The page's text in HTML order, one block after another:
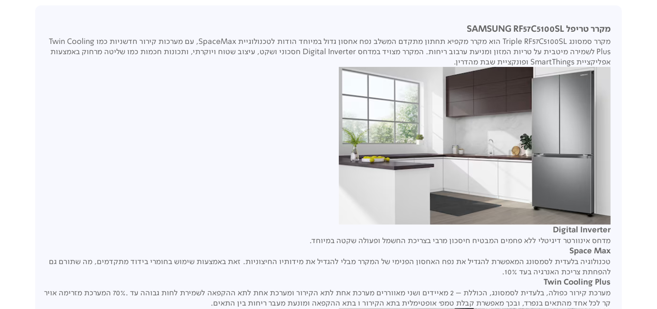
מקרר טריפל SAMSUNG RF57C5100SL
מקרר סמסונג Triple RF57C5100SL הוא מקרר מקפיא תחתון מתקדם המשלב נפח אחסון גדול במיוחד הודות לטכנולוגיית SpaceMax, עם מערכות קירור חדשניות כמו Twin Cooling
Plus לשמירה מיטבית על טריות המזון ומניעת ערבוב ריחות. המקרר מצויד במדחס Digital Inverter חסכוני ושקט, עיצוב שטוח ויוקרתי, ותכונות חכמות כמו שליטה מרחוק באמצעות
אפליקציית SmartThings ופונקציית שבת מהדרין.
Digital Inverter
מדחס אינוורטר דיגיטלי ללא פחמים המבטיח חיסכון מרבי בצריכת החשמל ופעולה שקטה במיוחד.
Space Max
טכנולוגיה בלעדית לסמסונג המאפשרת להגדיל את נפח האחסון הפנימי של המקרר מבלי להגדיל את מידותיו החיצוניות. זאת באמצעות שימוש בחומרי בידוד מתקדמים, מה שתורם גם
להפחתת צריכת האנרגיה בעד 10%.
Twin Cooling Plus
מערכת קירור כפולה, בלעדית לסמסונג, הכוללת – 2 מאיידים ושני מאווררים מערכת אחת לתא הקירור ומערכת אחת לתא ההקפאה לשמירת לחות גבוהה עד .70% המערכת מזרימה אויר
קר לכל אחד מהתאים בנפרד, ובכך מאפשרת קבלת טמפ’ אופטימלית בתא הקירור ו בתא ההקפאה ומונעת מעבר ריחות בין התאים.